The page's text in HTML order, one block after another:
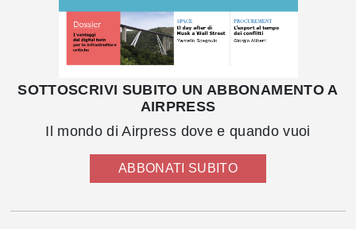
SOTTOSCRIVI SUBITO UN ABBONAMENTO A
AIRPRESS
Il mondo di Airpress dove e quando vuoi
ABBONATI SUBITO